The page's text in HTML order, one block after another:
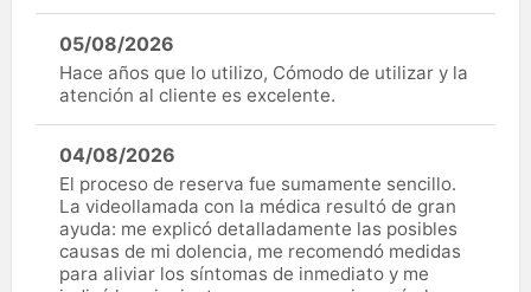
05/08/2026
Hace años que lo utilizo, Cómodo de utilizar y la
atención al cliente es excelente.
04/08/2026
El proceso de reserva fue sumamente sencillo.
La videollamada con la médica resultó de gran
ayuda: me explicó detalladamente las posibles
causas de mi dolencia, me recomendó medidas
para aliviar los síntomas de inmediato y me